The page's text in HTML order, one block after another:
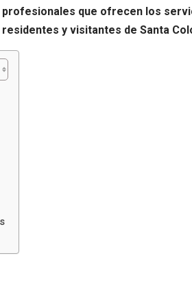
que ofrecen los
y visitantes de Santa